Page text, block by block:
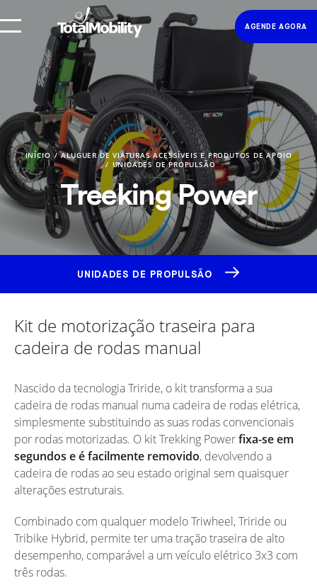
AGENDE AGORA
INÍCIO
ALUGUER DE VIATURAS ACESSÍVEIS E PRODUTOS DE APOIO
UNIDADES DE PROPULSÃO
Treeking Power
UNIDADES DE PROPULSÃO
Kit de motorização traseira para
cadeira de rodas manual
Nascido da tecnologia Triride, o kit transforma a sua
cadeira de rodas manual numa cadeira de rodas elétrica,
simplesmente substituindo as suas rodas convencionais
por rodas motorizadas. O kit Trekking Powerfixa-se em
segundos e é facilmente removido, devolvendo a
cadeira de rodas ao seu estado original sem quaisquer
alterações estruturais.
Combinado com qualquer modelo Triwheel, Triride ou
Tribike Hybrid, permite ter uma tração traseira de alto
desempenho, comparável a um veículo elétrico 3x3 com
três rodas.